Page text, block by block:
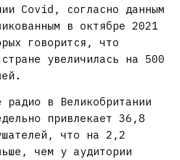
Covid, согласно данным
в октябре 2021
говорится, что
увеличилась на 500
радио в Великобритании
привлекает 36,8
что на 2,2
чем у аудитории